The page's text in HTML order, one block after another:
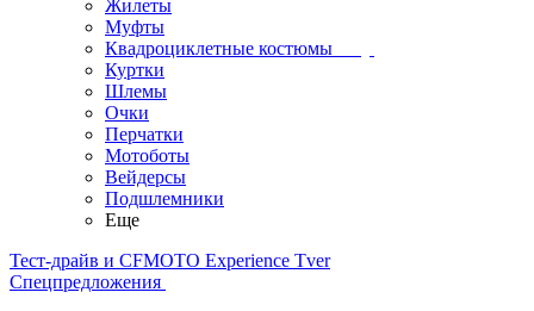
Жилеты
Муфты
Квадроциклетные костюмы
Куртки
Шлемы
Очки
Перчатки
Мотоботы
Вейдерсы
Подшлемники
Еще
Тест-драйв и CFMOTO Experience Tver
Спецпредложения